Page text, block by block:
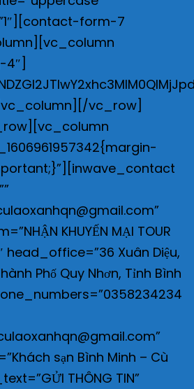
form-7
vc_row]
KHUYẾN MẠI TOUR
head_office=”36 Xuân Diệu,
Phố Quy Nhơn, Tỉnh Bình
sạn Bình Minh – Cù
THÔNG TIN”